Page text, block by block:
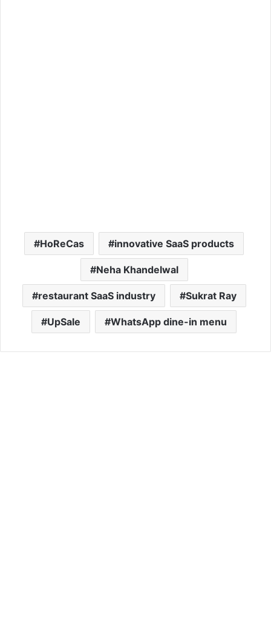
HoReCas innovative SaaS products
Neha Khandelwal
restaurant SaaS industry Sukrat Ray
UpSale WhatsApp dine-in menu